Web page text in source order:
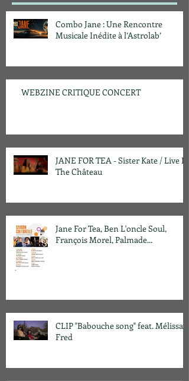
Combo Jane : Une Rencontre
Musicale Inédite à l’Astrolab’
WEBZINE CRITIQUE CONCERT
JANE FOR TEA - Sister Kate / Live In
The Château
Jane For Tea, Ben L'oncle Soul,
François Morel, Palmade...
CLIP "Babouche song" feat. Mélissa &
Fred